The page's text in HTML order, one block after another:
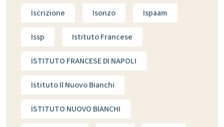
Iscrizione Isonzo Ispaam
Issp Istituto Francese
ISTITUTO FRANCESE DI NAPOLI
Istituto Il Nuovo Bianchi
ISTITUTO NUOVO BIANCHI